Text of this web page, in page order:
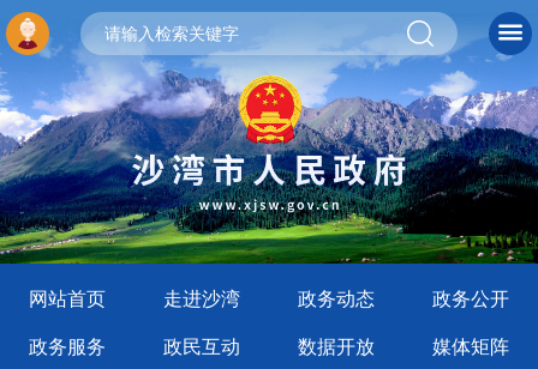
网站首页 走进沙湾 政务动态 政务公开
政务服务 政民互动 数据开放 媒体矩阵